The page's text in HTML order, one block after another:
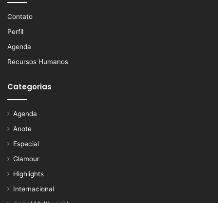
Contato
Perfil
Agenda
Recursos Humanos
Categorias
Agenda
Anote
Especial
Glamour
Highlights
Internacional